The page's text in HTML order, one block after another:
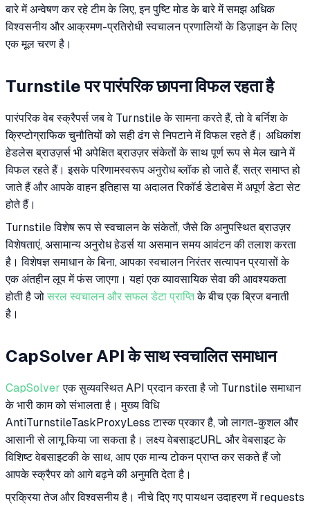
बारे में अन्वेषण कर रहे टीम के लिए, इन पुष्टि मोड के बारे में समझ अधिक
विश्वसनीय और आक्रमण-प्रतिरोधी स्वचालन प्रणालियों के डिज़ाइन के लिए
एक मूल चरण है।
Turnstile पर पारंपरिक छापना विफल रहता है
पारंपरिक वेब स्क्रैपर्स जब वे Turnstile के सामना करते हैं, तो वे बर्निश के
क्रिप्टोग्राफिक चुनौतियों को सही ढंग से निपटाने में विफल रहते हैं। अधिकांश
हेडलेस ब्राउज़र्स भी अपेक्षित ब्राउज़र संकेतों के साथ पूर्ण रूप से मेल खाने में
विफल रहते हैं। इसके परिणामस्वरूप अनुरोध ब्लॉक हो जाते हैं, सत्र समाप्त हो
जाते हैं और आपके वाहन इतिहास या अदालत रिकॉर्ड डेटाबेस में अपूर्ण डेटा सेट
होते हैं।
Turnstile विशेष रूप से स्वचालन के संकेतों, जैसे कि अनुपस्थित ब्राउज़र
विशेषताएं, असामान्य अनुरोध हेडर्स या असमान समय आवंटन की तलाश करता
है। विशेषज्ञ समाधान के बिना, आपका स्वचालन निरंतर सत्यापन प्रयासों के
एक अंतहीन लूप में फंस जाएगा। यहां एक व्यावसायिक सेवा की आवश्यकता
होती है जो सरल स्वचालन और सफल डेटा प्राप्तिके बीच एक ब्रिज बनाती
है।
CapSolver API के साथ स्वचालित समाधान
CapSolver एक सुव्यवस्थित API प्रदान करता है जो Turnstile समाधान
के भारी काम को संभालता है। मुख्य विधि
AntiTurnstileTaskProxyLess टास्क प्रकार है, जो लागत-कुशल और
आसानी से लागू किया जा सकता है। लक्ष्य वेबसाइटURL और वेबसाइट के
विशिष्ट वेबसाइटकी के साथ, आप एक मान्य टोकन प्राप्त कर सकते हैं जो
आपके स्क्रैपर को आगे बढ़ने की अनुमति देता है।
प्रक्रिया तेज और विश्वसनीय है। नीचे दिए गए पायथन उदाहरण में requests